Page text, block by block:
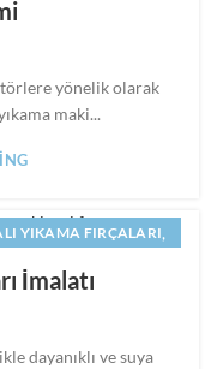
IMALATI
,SILINDIR FIRÇA
yönelik olarak
maki...
YIKAMA FIRÇALARI,
FIRÇALARI
İmalatı
dayanıklı ve suya